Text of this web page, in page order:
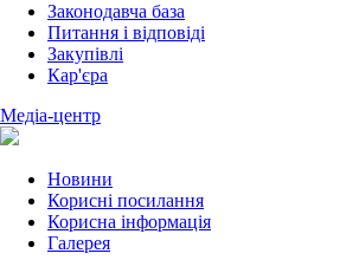
Законодавча база
Питання і відповіді
Закупівлі
Кар'єра
Медіа-центр
Новини
Корисні посилання
Корисна інформація
Галерея